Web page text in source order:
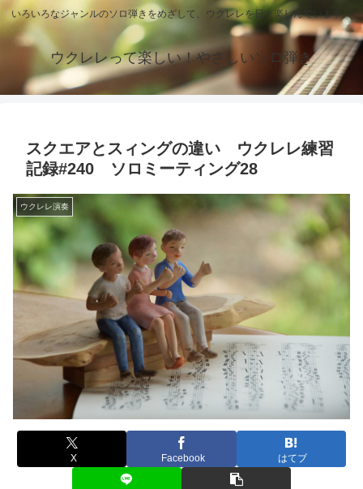
いろいろなジャンルのソロ弾きをめざして、ウクレレを日々楽しんでいます。
ウクレレって楽しい！やさしいソロ弾き
スクエアとスィングの違い ウクレレ練習
記録#240 ソロミーティング28
ウクレレ演奏
X Facebook はてブ